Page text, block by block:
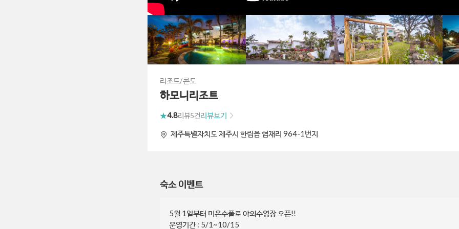
리조트/콘도
하모니리조트
4.8리뷰5건리뷰보기
제주특별자치도 제주시 한림읍 협재리 964-1번지
숙소 이벤트
5월 1일부터 미온수풀로 야외수영장 오픈!!
운영기간 : 5/1~10/15